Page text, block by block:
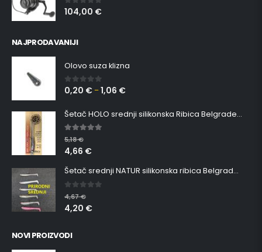
0out of 5
104,00 €
NAJPRODAVANIJI
Olovo suza klizna
0 out of 5
0,20 € –1,06 €
Šetač HOLO srednji silikonska Ribica Belgrade Walker
5.00out of 5
5,18€
4,66 €
Šetač srednji NATUR silikonska ribica Belgrade Walker
0 out of 5
4,67€
4,20 €
NOVI PROIZVODI